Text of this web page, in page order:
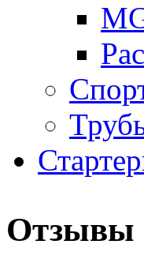
Отзывы